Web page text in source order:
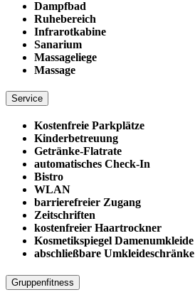
Dampfbad
Ruhebereich
Infrarotkabine
Sanarium
Massageliege
Massage
Service
Kostenfreie Parkplätze
Kinderbetreuung
Getränke-Flatrate
automatisches Check-In
Bistro
WLAN
barrierefreier Zugang
Zeitschriften
kostenfreier Haartrockner
Kosmetikspiegel Damenumkleide
abschließbare Umkleideschränke
Gruppenfitness